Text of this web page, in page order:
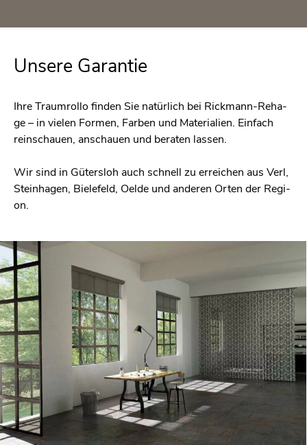
Un­se­re Ga­ran­tie
Ihre Traum­rol­lo fin­den Sie na­tür­lich bei Rick­mann-Re­ha­
ge – in vie­len For­men, Far­ben und Ma­te­ria­li­en. Ein­fach
rein­schau­en, an­schau­en und be­ra­ten las­sen.
Wir sind in Gü­ters­loh auch schnell zu er­rei­chen aus Verl,
Stein­ha­gen, Bie­le­feld, Oelde und an­de­ren Orten der Re­gi­
on.